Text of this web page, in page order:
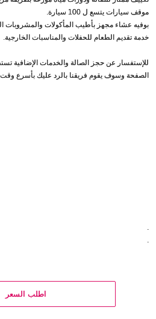
موقف سيارات يتسع ل 100 سيارة.
بوفيه عشاء مجهز بأطيب المأكولات والمشروبات
خدمة تقديم الطعام للحفلات والمناسبات الخارجية.
للإستفسار عن حجز الصالة والخدمات الإضافية
الصفحة وسوف يقوم فريقنا بالرد عليك بأسرع
اطلب السعر